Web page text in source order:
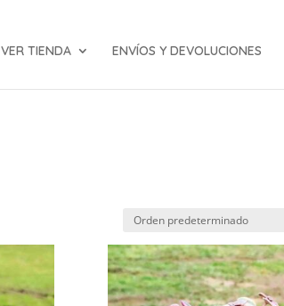
VER TIENDA ENVÍOS Y DEVOLUCIONES